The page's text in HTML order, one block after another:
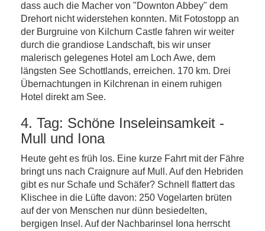
dass auch die Macher von "Downton Abbey" dem
Drehort nicht widerstehen konnten. Mit Fotostopp an
der Burgruine von Kilchurn Castle fahren wir weiter
durch die grandiose Landschaft, bis wir unser
malerisch gelegenes Hotel am Loch Awe, dem
längsten See Schottlands, erreichen. 170 km. Drei
Übernachtungen in Kilchrenan in einem ruhigen
Hotel direkt am See.
4. Tag: Schöne Inseleinsamkeit -
Mull und Iona
Heute geht es früh los. Eine kurze Fahrt mit der Fähre
bringt uns nach Craignure auf Mull. Auf den Hebriden
gibt es nur Schafe und Schäfer? Schnell flattert das
Klischee in die Lüfte davon: 250 Vogelarten brüten
auf der von Menschen nur dünn besiedelten,
bergigen Insel. Auf der Nachbarinsel Iona herrscht